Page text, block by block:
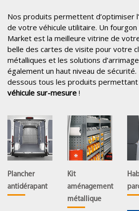
Nos produits permettent d’optimiser
de votre véhicule utilitaire. Un
Market est la meilleure vitrine de
belle des cartes de visite pour votre
métalliques et les solutions
également un haut niveau de
dessous tous les produits permettant
véhicule sur-mesure !
Plancher
antidérapant
Kit
aménagement
métallique
par